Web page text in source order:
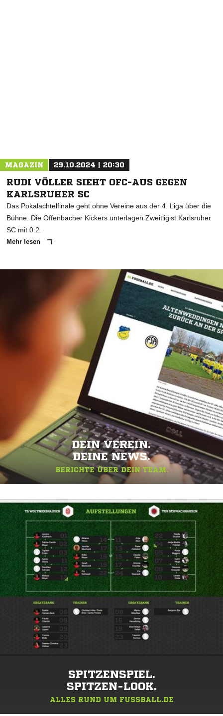
MAGAZIN 29.10.2024 | 20:30
RUDI VÖLLER SIEHT OFC-AUS GEGEN
KARLSRUHER SC
Das Pokalachtelfinale geht ohne Vereine aus der 4. Liga über die
Bühne. Die Offenbacher Kickers unterlagen Zweitligist Karlsruher
SC mit 0:2.
Mehr lesen
DEIN VEREIN.
DEINE NEWS.
BERICHTE ÜBER DEIN TEAM.
SPITZENSPIEL.
SPITZEN-LOOK.
ALLES RUND UM FUSSBALL.DE